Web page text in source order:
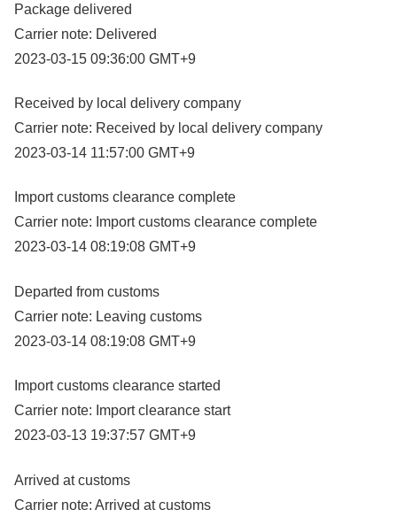
Package delivered
Carrier note: Delivered
2023-03-15 09:36:00 GMT+9
Received by local delivery company
Carrier note: Received by local delivery company
2023-03-14 11:57:00 GMT+9
Import customs clearance complete
Carrier note: Import customs clearance complete
2023-03-14 08:19:08 GMT+9
Departed from customs
Carrier note: Leaving customs
2023-03-14 08:19:08 GMT+9
Import customs clearance started
Carrier note: Import clearance start
2023-03-13 19:37:57 GMT+9
Arrived at customs
Carrier note: Arrived at customs